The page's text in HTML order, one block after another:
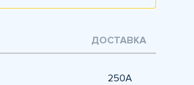
ДОСТАВКА
250А